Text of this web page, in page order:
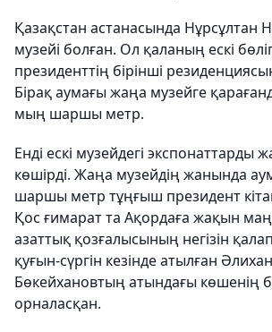
Қазақстан астанасында Нұрсұлтан
музейі болған. Ол қаланың ескі
президенттің бірінші
Бірақ аумағы жаңа музейге
мың шаршы метр.
Енді ескі музейдегі экспонаттарды
көшірді. Жаңа музейдің жанында
шаршы метр тұңғыш президент
Қос ғимарат та Ақордаға жақын
азаттық қозғалысының негізін
қуғын-сүргін кезінде атылған Әлихан
Бөкейхановтың атындағы көшенің
орналасқан.